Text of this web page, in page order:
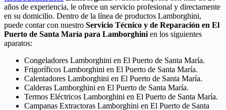
años de experiencia, le ofrece un servicio profesional y directamente
en su domicilio. Dentro de la línea de productos Lamborghini,
puede contar con nuestro Servicio Técnico y de Reparación en El
Puerto de Santa María para Lamborghini en los siguientes
aparatos:
Congeladores Lamborghini en El Puerto de Santa María.
Frigoríficos Lamborghini en El Puerto de Santa María.
Calentadores Lamborghini en El Puerto de Santa María.
Calderas Lamborghini en El Puerto de Santa María.
Termos Eléctricos Lamborghini en El Puerto de Santa María.
Campanas Extractoras Lamborghini en El Puerto de Santa